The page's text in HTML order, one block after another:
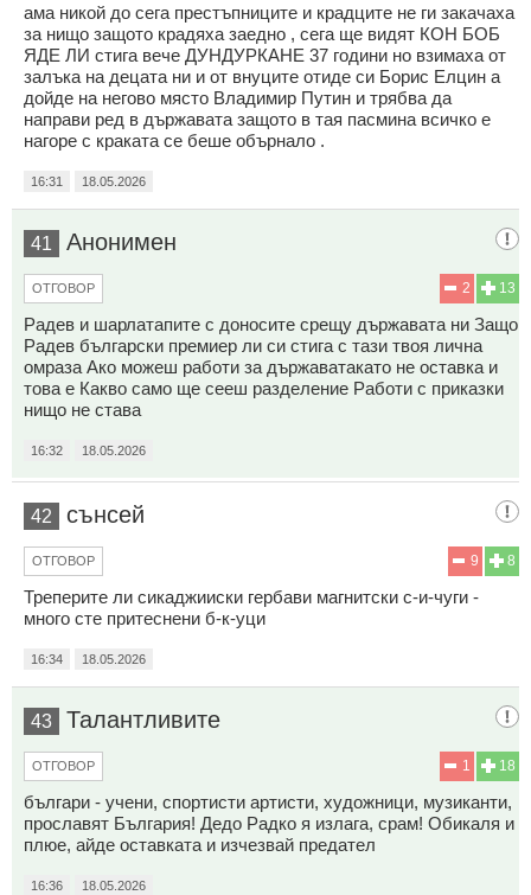
ама никой до сега престъпниците и крадците не ги закачаха
за нищо защото крадяха заедно , сега ще видят КОН БОБ
ЯДЕ ЛИ стига вече ДУНДУРКАНЕ 37 години но взимаха от
залъка на децата ни и от внуците отиде си Борис Елцин а
дойде на негово място Владимир Путин и трябва да
направи ред в държавата защото в тая пасмина всичко е
нагоре с краката се беше обърнало .
16:31 18.05.2026
41 Анонимен
13
2
ОТГОВОР
Радев и шарлатапите с доносите срещу държавата ни Защо
Радев български премиер ли си стига с тази твоя лична
омраза Ако можеш работи за държаватакато не оставка и
това е Какво само ще сееш разделение Работи с приказки
нищо не става
16:32 18.05.2026
42 сънсей
8
9
ОТГОВОР
Треперите ли сикаджииски гербави магнитски с-и-чуги -
много сте притеснени б-к-уци
16:34 18.05.2026
43 Талантливите
18
1
ОТГОВОР
българи - учени, спортисти артисти, художници, музиканти,
прославят България! Дедо Радко я излага, срам! Обикаля и
плюе, айде оставката и изчезвай предател
16:36 18.05.2026